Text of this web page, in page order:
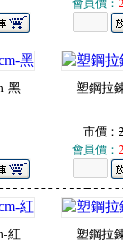
黑 塑鋼拉
市價：
會員價：
紅 塑鋼拉